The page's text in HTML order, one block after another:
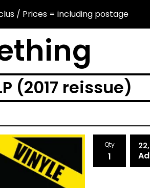
/ Prices = including postage
(2017 reissue)
Qty